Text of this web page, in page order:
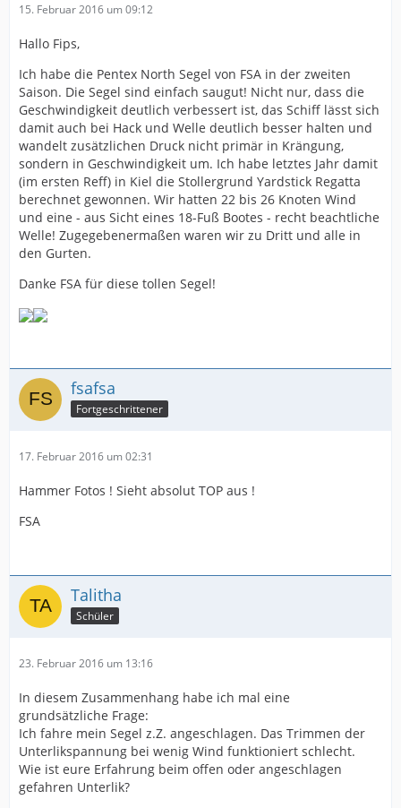
15. Februar 2016 um 09:12
Hallo Fips,
Ich habe die Pentex North Segel von FSA in der zweiten
Saison. Die Segel sind einfach saugut! Nicht nur, dass die
Geschwindigkeit deutlich verbessert ist, das Schiff lässt sich
damit auch bei Hack und Welle deutlich besser halten und
wandelt zusätzlichen Druck nicht primär in Krängung,
sondern in Geschwindigkeit um. Ich habe letztes Jahr damit
(im ersten Reff) in Kiel die Stollergrund Yardstick Regatta
berechnet gewonnen. Wir hatten 22 bis 26 Knoten Wind
und eine - aus Sicht eines 18-Fuß Bootes - recht beachtliche
Welle! Zugegebenermaßen waren wir zu Dritt und alle in
den Gurten.
Danke FSA für diese tollen Segel!
fsafsa
Fortgeschrittener
17. Februar 2016 um 02:31
Hammer Fotos ! Sieht absolut TOP aus !
FSA
Talitha
Schüler
23. Februar 2016 um 13:16
In diesem Zusammenhang habe ich mal eine
grundsätzliche Frage:
Ich fahre mein Segel z.Z. angeschlagen. Das Trimmen der
Unterlikspannung bei wenig Wind funktioniert schlecht.
Wie ist eure Erfahrung beim offen oder angeschlagen
gefahren Unterlik?